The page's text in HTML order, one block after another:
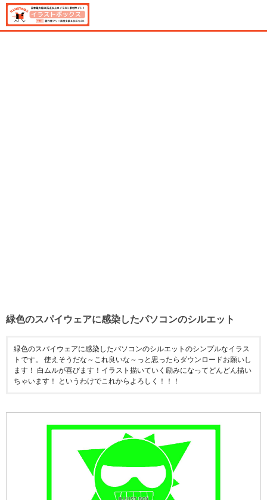
緑色のスパイウェアに感染したパソコンのシルエット
緑色のスパイウェアに感染したパソコンのシルエットのシンプルなイラス
トです。 使えそうだな～これ良いな～っと思ったらダウンロードお願いし
ます！ 白ムルが喜びます！イラスト描いていく励みになってどんどん描い
ちゃいます！ というわけでこれからよろしく！！！